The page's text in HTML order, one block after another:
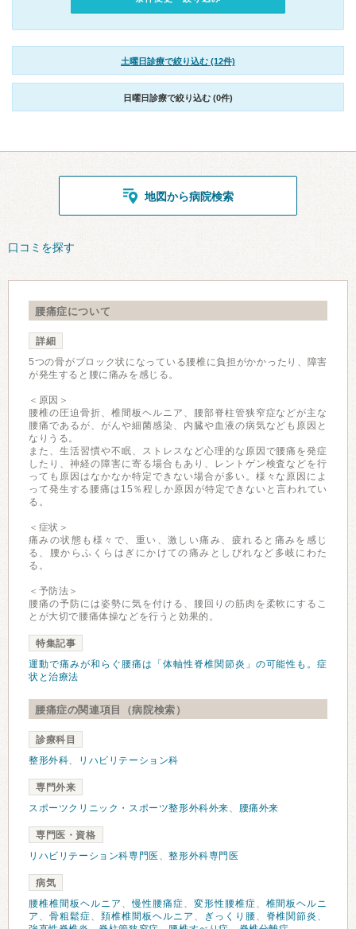
土曜日診療で絞り込む (12件)
日曜日診療で絞り込む (0件)
地図から病院検索
口コミを探す
腰痛症について
詳細
5つの骨がブロック状になっている腰椎に負担がかかったり、障害
が発生すると腰に痛みを感じる。
＜原因＞
腰椎の圧迫骨折、椎間板ヘルニア、腰部脊柱管狭窄症などが主な
腰痛であるが、がんや細菌感染、内臓や血液の病気なども原因と
なりうる。
また、生活習慣や不眠、ストレスなど心理的な原因で腰痛を発症
したり、神経の障害に寄る場合もあり、レントゲン検査などを行
っても原因はなかなか特定できない場合が多い。様々な原因によ
って発生する腰痛は15％程しか原因が特定できないと言われてい
る。
＜症状＞
痛みの状態も様々で、重い、激しい痛み、疲れると痛みを感じ
る、腰からふくらはぎにかけての痛みとしびれなど多岐にわた
る。
＜予防法＞
腰痛の予防には姿勢に気を付ける、腰回りの筋肉を柔軟にするこ
とが大切で腰痛体操などを行うと効果的。
特集記事
運動で痛みが和らぐ腰痛は「体軸性脊椎関節炎」の可能性も。症
状と治療法
腰痛症の関連項目（病院検索）
診療科目
整形外科、 リハビリテーション科
専門外来
スポーツクリニック・スポーツ整形外科外来、 腰痛外来
専門医・資格
リハビリテーション科専門医 、整形外科専門医
病気
腰椎椎間板ヘルニア 、慢性腰痛症、 変形性腰椎症、 椎間板ヘルニ
ア 、 骨粗鬆症、 頚椎椎間板ヘルニア 、 ぎっくり腰、 脊椎関節炎 、